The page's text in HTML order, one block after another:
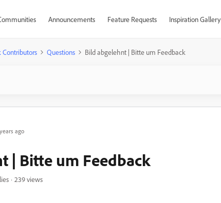
Announcements Feature Requests Inspiration Gallery
Contributors Questions Bild abgelehnt | Bitte um Feedback
ago
| Bitte um Feedback
239 views